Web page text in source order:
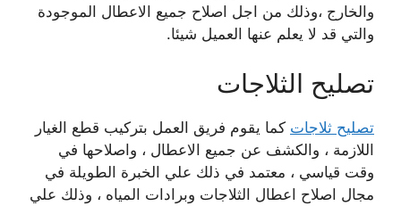
والخارج ،وذلك من اجل اصلاح جميع الاعطال الموجودة
والتي قد لا يعلم عنها العميل شيئا.
تصليح الثلاجات
تصليح ثلاجات كما يقوم فريق العمل بتركيب قطع الغيار
اللازمة ، والكشف عن جميع الاعطال ، واصلاحها في
وقت قياسي ، معتمد في ذلك علي الخبرة الطويلة في
مجال اصلاح اعطال الثلاجات وبرادات المياه ، وذلك علي